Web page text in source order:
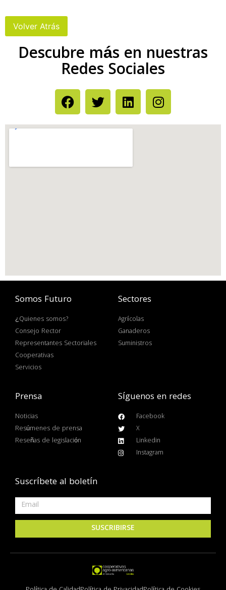
Descubre más en nuestras
Redes Sociales
Somos Futuro
¿Quienes somos?
Consejo Rector
Representantes Sectoriales
Cooperativas
Servicios
Sectores
Agrícolas
Ganaderos
Suministros
Prensa
Noticias
Resúmenes de prensa
Reseñas de legislación
Síguenos en redes
Facebook
X
Linkedin
Instagram
Suscríbete al boletín
SUSCRIBIRSE